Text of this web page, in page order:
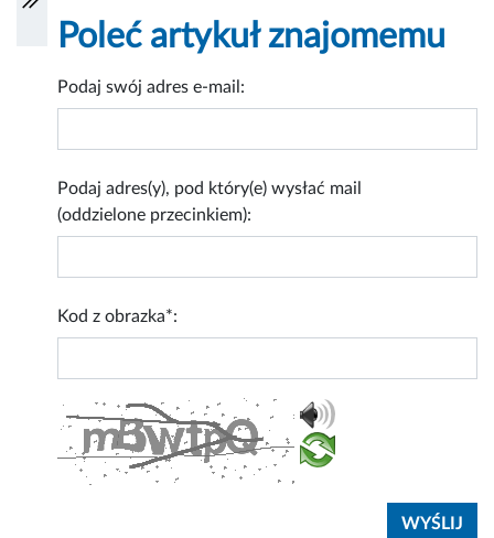
Poleć artykuł znajomemu
Podaj swój adres e-mail:
Podaj adres(y), pod który(e) wysłać mail
(oddzielone przecinkiem):
Kod z obrazka*: